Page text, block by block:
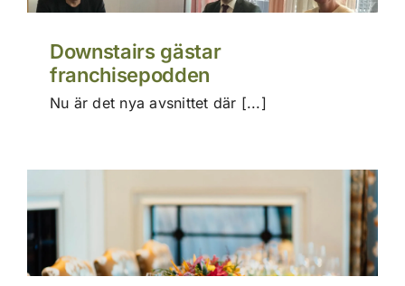
Downstairs gästar
franchisepodden
Nu är det nya avsnittet där [...]